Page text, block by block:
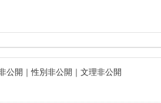
業研究
公開｜性別非公開｜文理非公開